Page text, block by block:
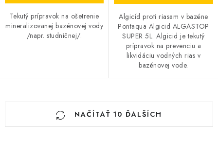
Tekutý prípravok na ošetrenie
mineralizovanej bazénovej vody
/napr. studničnej/.
Algicíd proti riasam v bazéne
Pontaqua Algicid ALGASTOP
SUPER 5L. Algicid je tekutý
prípravok na prevenciu a
likvidáciu vodných rias v
bazénovej vode.
O
NAČÍTAŤ 10 ĎALŠÍCH